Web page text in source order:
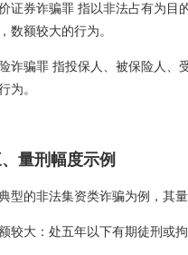
证券诈骗罪 指以非法占有为目
数额较大的行为。
诈骗罪 指投保人、被保险人、
为。
量刑幅度示例
型的非法集资类诈骗为例，其
较大：处五年以下有期徒刑或